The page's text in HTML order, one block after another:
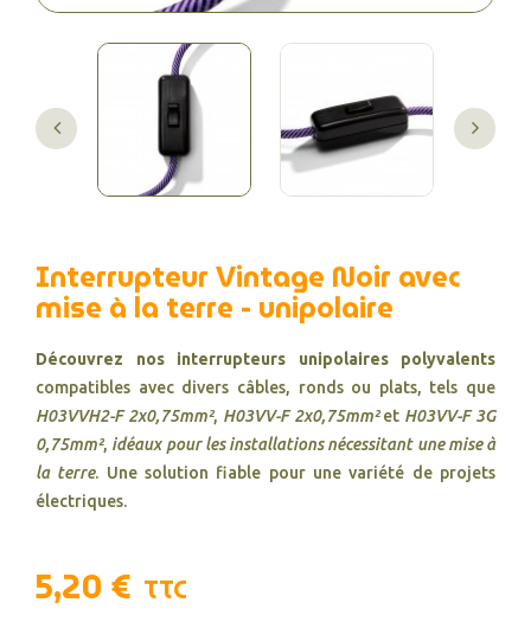
Interrupteur Vintage Noir avec
mise à la terre - unipolaire
Découvrez nos interrupteurs unipolaires polyvalents
compatibles avec divers câbles, ronds ou plats, tels que
H03VVH2-F 2x0,75mm², H03VV-F 2x0,75mm²et H03VV-F 3G
0,75mm², idéaux pour les installations nécessitant une mise à
la terre. Une solution fiable pour une variété de projets
électriques.
5,20 € TTC